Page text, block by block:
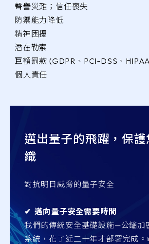
聲譽災難；信任喪失
防禦能力降低
精神困擾
潛在勒索
巨額罰款 (GDPR、PCI-DSS、
個人責任
邁出量子的飛躍，保護
織
對抗明日威脅的量子安全
✔︎ 邁向量子安全需要時間
我們的傳統安全基礎設施—公鑰加
系統，花了近二十年才部署完成。